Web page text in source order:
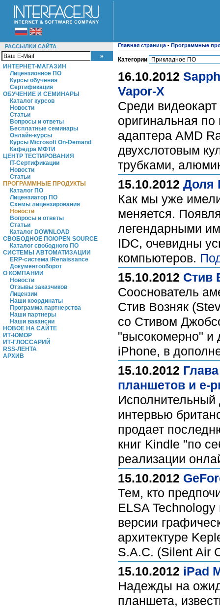
РАССЫЛКИ САЙТА
ИНТЕРНЕТ-МАГАЗИН
Лицензионное ПО
Курсы обучения
Сертификация
ОБУЧЕНИЕ И СЕМИНАРЫ
Каталог курсов
Новости
Статьи
Вопросы и ответы
Бесплатные семинары
Онлайн-курсы
Курсы Microsoft On-Demand
Кафедра МФТИ
ЦЕНТР ТЕСТИРОВАНИЯ
IT-Сертификации
Новости
Статьи
ПРОГРАММНЫЕ ПРОДУКТЫ
Каталог ПО
Лицензиатор ПО
Схемы лицензирования
Новости
Вопросы и ответы
Статьи
Каталог DOWNLOAD
СВОБОДНОЕ ПО/OPEN SOURCE
Каталог свободного ПО
СИСТЕМЫ АВТОМАТИЗАЦИИ
ERP-система iRenaissance
Документооборот
О КОМПАНИИ
Новости
Отзывы заказчиков
Лицензии
Наши координаты
Программа партнерства
Наши партнеры
Наши вакансии
НОВОЕ НА САЙТЕ
ИТ-ЮМОР
ИТ-ГЛОССАРИЙ
RSS-ЛЕНТА
АРХИВ
Главная страница - Программные
Категории
16.10.2012
Vapor-X
Среди
оригинальная
адаптера AMD
двухслотовым
трубками,
15.10.2012 Доля
Как мы уже
меняется.
легендарными
IDC, очевидны
компьютеров.
15.10.2012 Стив
Сооснователь
Стив Возняк
со Стивом
"высокомерно" и
iPhone, в
15.10.2012
планшетов и е-
интервью
продает
книг Kindle "по
реализации
15.10.2012
Тем, кто
ELSA
версии
архитектуре
S.A.C. (Silent Air
15.10.2012 iPad
Надежды на
планшета,